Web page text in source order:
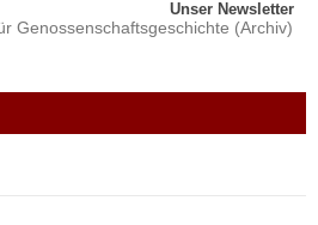
Unser Newsletter